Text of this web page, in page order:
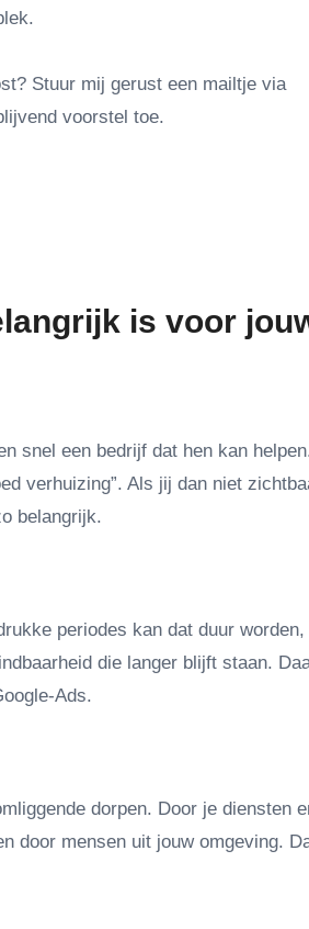
Stuur mij gerust een mailtje via
voorstel toe.
is voor
snel een bedrijf dat hen kan
verhuizing”. Als jij dan niet
belangrijk.
periodes kan dat duur
die langer blijft staan.
Ads.
dorpen. Door je diensten
door mensen uit jouw omgeving.